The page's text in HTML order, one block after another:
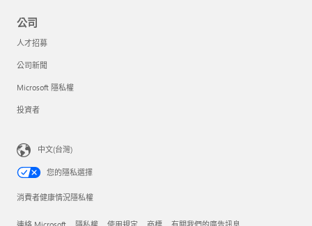
公司
人才招募
公司新聞
Microsoft 隱私權
投資者
中文(台灣)
您的隱私選擇
消費者健康情況隱私權